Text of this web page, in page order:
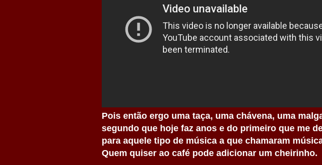
Pois então ergo uma taça, uma chávena, uma
segundo que hoje faz anos e do primeiro que me
para aquele tipo de música a que chamaram
Quem quiser ao café pode adicionar um cheirinho.